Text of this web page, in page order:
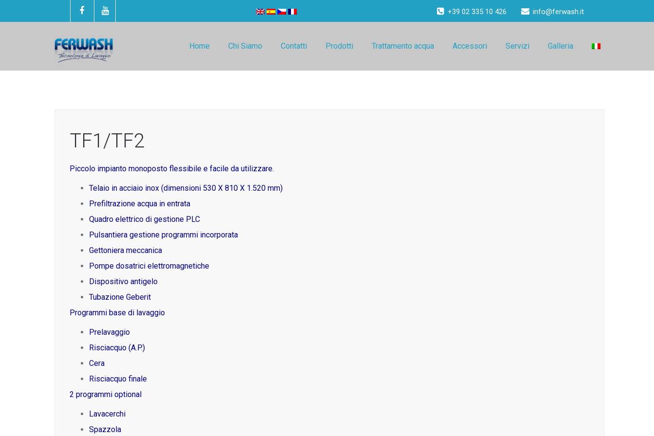
+39 02 335 10 426 info@ferwash.it
Home Chi Siamo Contatti Prodotti Trattamento acqua Accessori Servizi Galleria
TF1/TF2
Piccolo impianto monoposto flessibile e facile da utilizzare.
Telaio in acciaio inox (dimensioni 530 X 810 X 1.520 mm)
Prefiltrazione acqua in entrata
Quadro elettrico di gestione PLC
Pulsantiera gestione programmi incorporata
Gettoniera meccanica
Pompe dosatrici elettromagnetiche
Dispositivo antigelo
Tubazione Geberit
Programmi base di lavaggio
Prelavaggio
Risciacquo (A.P.)
Cera
Risciacquo finale
2 programmi optional
Lavacerchi
Spazzola